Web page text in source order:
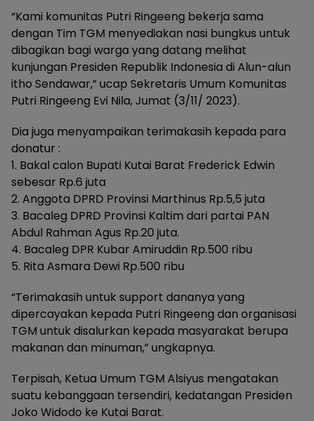
“Kami komunitas Putri Ringeeng bekerja sama
dengan Tim TGM menyediakan nasi bungkus untuk
dibagikan bagi warga yang datang melihat
kunjungan Presiden Republik Indonesia di Alun-alun
itho Sendawar,” ucap Sekretaris Umum Komunitas
Putri Ringeeng Evi Nila, Jumat (3/11/ 2023).
Dia juga menyampaikan terimakasih kepada para
donatur :
1. Bakal calon Bupati Kutai Barat Frederick Edwin
sebesar Rp.6 juta
2. Anggota DPRD Provinsi Marthinus Rp.5,5 juta
3. Bacaleg DPRD Provinsi Kaltim dari partai PAN
Abdul Rahman Agus Rp.20 juta.
4. Bacaleg DPR Kubar Amiruddin Rp.500 ribu
5. Rita Asmara Dewi Rp.500 ribu
“Terimakasih untuk support dananya yang
dipercayakan kepada Putri Ringeeng dan organisasi
TGM untuk disalurkan kepada masyarakat berupa
makanan dan minuman,” ungkapnya.
Terpisah, Ketua Umum TGM Alsiyus mengatakan
suatu kebanggaan tersendiri, kedatangan Presiden
Joko Widodo ke Kutai Barat.